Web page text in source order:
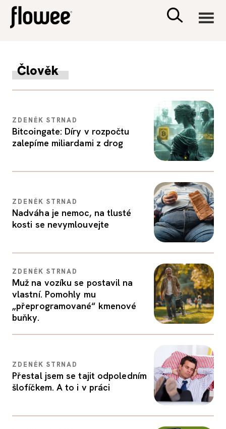
RODINA A DĚTI
Člověk
ZDENĚK STRNAD
Bitcoingate: Díry v rozpočtu
zalepíme miliardami z drog
ZDENĚK STRNAD
Nadváha je nemoc, na tlusté
kosti se nevymlouvejte
ZDENĚK STRNAD
Muž na vozíku se postavil na
vlastní. Pomohly mu
„přeprogramované“ kmenové
buňky.
ZDENĚK STRNAD
Přestal jsem se tajit odpoledním
šlofíčkem. A to i v práci